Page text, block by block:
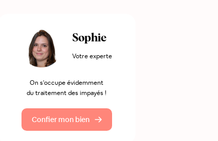
Sophie
Votre experte
On s'occupe évidemment
du traitement des impayés !
Confier mon bien